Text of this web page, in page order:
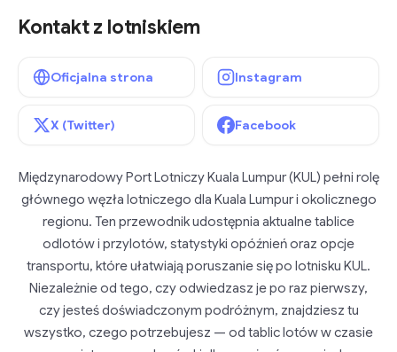
Kontakt z lotniskiem
Oficjalna strona Instagram
X (Twitter) Facebook
Międzynarodowy Port Lotniczy Kuala Lumpur (KUL) pełni rolę
głównego węzła lotniczego dla Kuala Lumpur i okolicznego
regionu. Ten przewodnik udostępnia aktualne tablice
odlotów i przylotów, statystyki opóźnień oraz opcje
transportu, które ułatwiają poruszanie się po lotnisku KUL.
Niezależnie od tego, czy odwiedzasz je po raz pierwszy,
czy jesteś doświadczonym podróżnym, znajdziesz tu
wszystko, czego potrzebujesz — od tablic lotów w czasie